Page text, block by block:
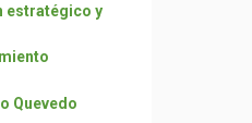
estratégico y
Quevedo